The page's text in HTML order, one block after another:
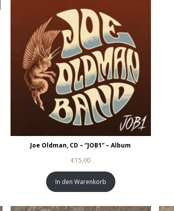
Joe Oldman, CD – “JOB1” – Album
€15,00
In den Warenkorb